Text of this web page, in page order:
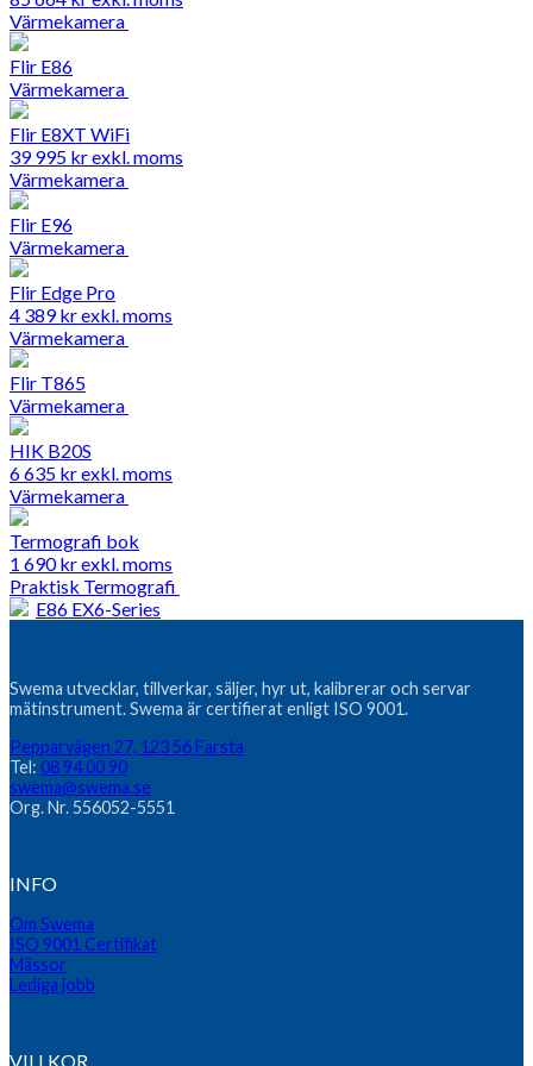
Värmekamera
Flir E86
Värmekamera
Flir E8XT WiFi
39 995 krexkl. moms
Värmekamera
Flir E96
Värmekamera
Flir Edge Pro
4 389krexkl. moms
Värmekamera
Flir T865
Värmekamera
HIK B20S
6 635 krexkl. moms
Värmekamera
Termografi bok
1 690krexkl. moms
Praktisk Termografi
E86 EX6-Series
Swema utvecklar, tillverkar, säljer, hyr ut, kalibrerar och servar
mätinstrument. Swema är certifierat enligt ISO 9001.
Pepparvägen 27, 123 56 Farsta
Tel: 08 94 00 90
swema@swema.se
Org. Nr. 556052-5551
INFO
Om Swema
ISO 9001 Certifikat
Mässor
Lediga jobb
VILLKOR